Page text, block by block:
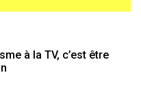
à la TV, c’est être